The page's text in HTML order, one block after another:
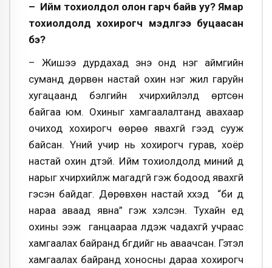
– Ийм тохиолдол олон гарч байв уу? Ямар
тохиолдолд хохирогч мэдүүлгээ буцаасан
бэ?
– Жишээ дурдахад энэ онд нэг аймгийн
суманд дөрвөн настай охин нэг жил гаруйн
хугацаанд бэлгийн хүчирхийлэлд өртсөн
байгаа юм. Охиныг хамгаалалтанд авахаар
очиход хохирогч өөрөө явахгүй гээд сууж
байсан. Үүний учир нь хохирогч гурав, хоёр
настай охин дүүтэй. Ийм тохиолдолд миний дүү
нарыг хүчирхийлж магадгүй гэж бодоод явахгүй
гэсэн байдаг. Дөрөвхөн настай хүүхэд “би дүү
нараа аваад явна” гэж хэлсэн. Тухайн үед
охины ээж ганцаараа үлдэж чадахгүй учраас
хамгаалах байранд бүгдийг нь аваачсан. Гэтэл
хамгаалах байранд хоносны дараа хохирогч